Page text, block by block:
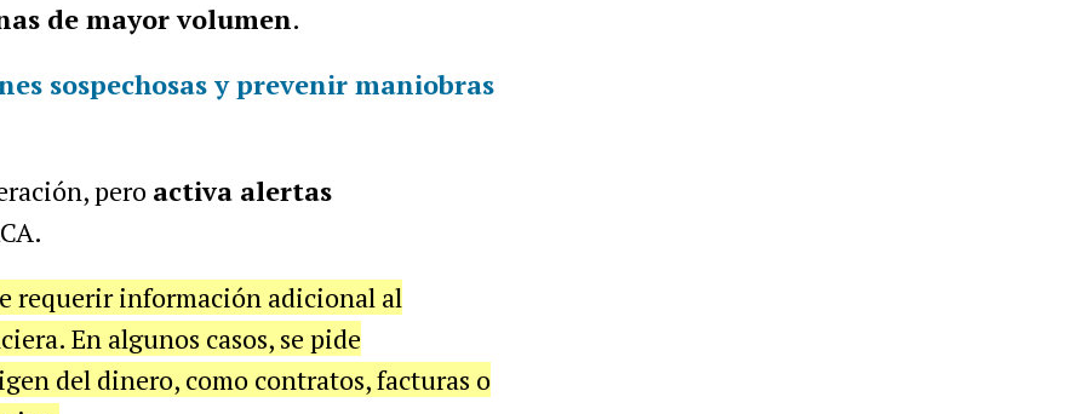
de mayor volumen.
sospechosas yprevenir maniobras
pero activa alertas
requerir información adicional al
En algunos casos, se pide
del dinero, como contratos, facturas o